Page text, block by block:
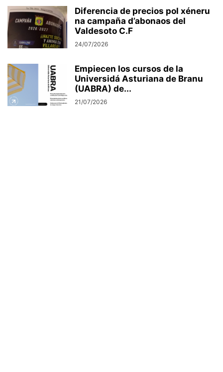
Diferencia de precios pol xéneru
na campaña d’abonaos del
Valdesoto C.F
24/07/2026
Empiecen los cursos de la
Universidá Asturiana de Branu
(UABRA) de...
21/07/2026